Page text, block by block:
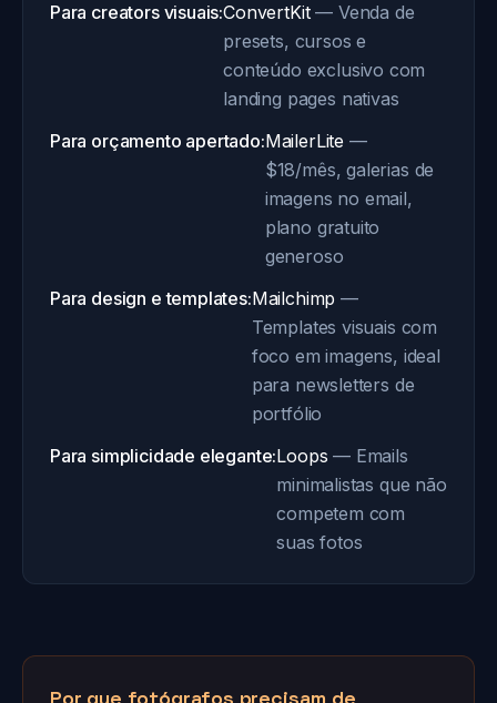
Para creators visuais:ConvertKit— Venda de
presets, cursos e
conteúdo exclusivo com
landing pages nativas
Para orçamento apertado:MailerLite —
$18/mês, galerias de
imagens no email,
plano gratuito
generoso
Para design e templates:Mailchimp —
Templates visuais com
foco em imagens, ideal
para newsletters de
portfólio
Para simplicidade elegante:Loops — Emails
minimalistas que não
competem com
suas fotos